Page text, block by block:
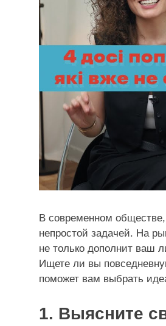
В современном
непростой задачей. На
не только дополнит ваш
Ищете ли вы
поможет вам выбрать
1. Выясните